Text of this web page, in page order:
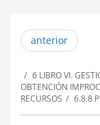
anterior
6 LIBRO VI.
OBTENCIÓN
RECURSOS
6.8.8